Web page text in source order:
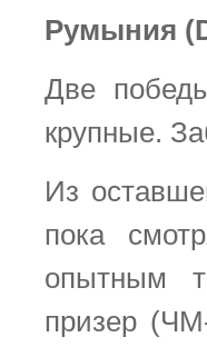
Румыния
Две
крупные.
Из
пока
опытным
призер